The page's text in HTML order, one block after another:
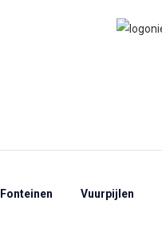
Fonteinen Vuurpijlen